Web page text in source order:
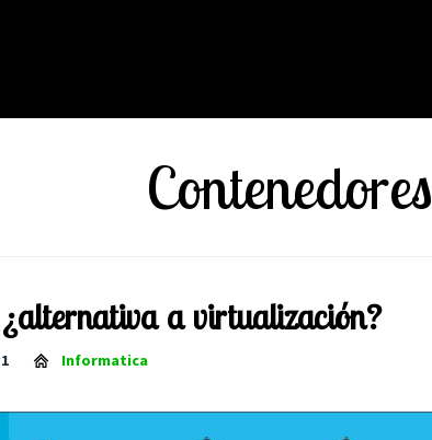
Contenedores
a virtualización?
Informatica